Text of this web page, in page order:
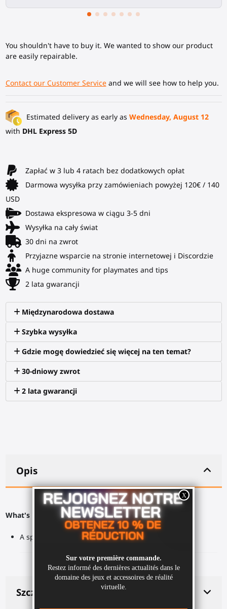
You shouldn't have to buy it. We wanted to show our product
are easily repairable.
Contact our Customer Serviceand we will see how to help you.
Estimated delivery as early as Wednesday, August 12
with DHL Express 5D
Zapłać w 3 lub 4 ratach bez dodatkowych opłat
Darmowa wysyłka przy zamówieniach powyżej 120€ / 140
USD
Dostawa ekspresowa w ciągu 3-5 dni
Wysyłka na cały świat
30 dni na zwrot
Przyjazne wsparcie na stronie internetowej i Discordzie
A huge community for playmates and tips
2 lata gwarancji
Międzynarodowa dostawa
Szybka wysyłka
Gdzie mogę dowiedzieć się więcej na ten temat?
30-dniowy zwrot
2 lata gwarancji
Opis
What's in the box?
A spare foregrip for the ProBolter haptic module.
Szczegóły produktu